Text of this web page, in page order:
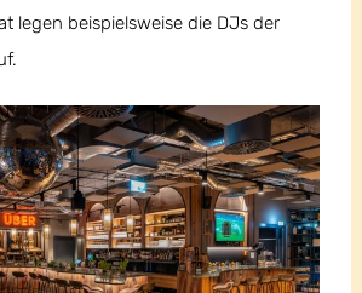
legen beispielsweise die DJs der